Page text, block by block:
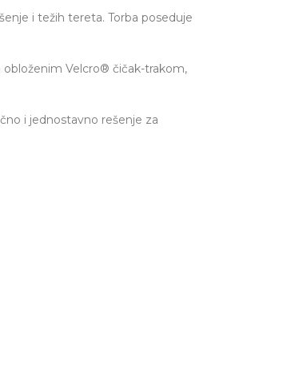
i težih tereta. Torba poseduje
obloženim Velcro® čičak-trakom,
i jednostavno rešenje za